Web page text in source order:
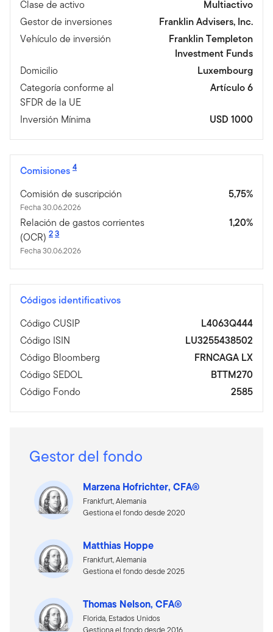
Clase de activo
Multiactivo
Gestor de inversiones
Franklin Advisers, Inc.
Vehículo de inversión
Franklin Templeton
Investment Funds
Domicilio
Luxembourg
Categoría conforme al
SFDR de la UE
Artículo 6
Inversión Mínima USD 1000
Comisiones 4
Comisión de suscripción
Fecha 30.06.2026
5,75%
Relación de gastos corrientes
(OCR) 23
Fecha 30.06.2026
1,20%
Códigos identificativos
Código CUSIP
L4063Q444
Código ISIN
LU3255438502
Código Bloomberg
FRNCAGA LX
Código SEDOL
BTTM270
Código Fondo
2585
Gestor del fondo
Marzena Hofrichter, CFA®
Frankfurt, Alemania
Gestiona el fondo desde 2020
Matthias Hoppe
Frankfurt, Alemania
Gestiona el fondo desde 2025
Thomas Nelson, CFA®
Florida, Estados Unidos
Gestiona el fondo desde 2016